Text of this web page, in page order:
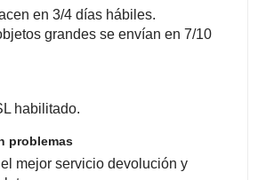
en 3/4 días hábiles.
grandes se envían en 7/10
habilitado.
problemas
mejor servicio devolución y